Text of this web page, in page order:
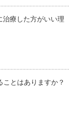
治療した方がいい理
とはありますか？